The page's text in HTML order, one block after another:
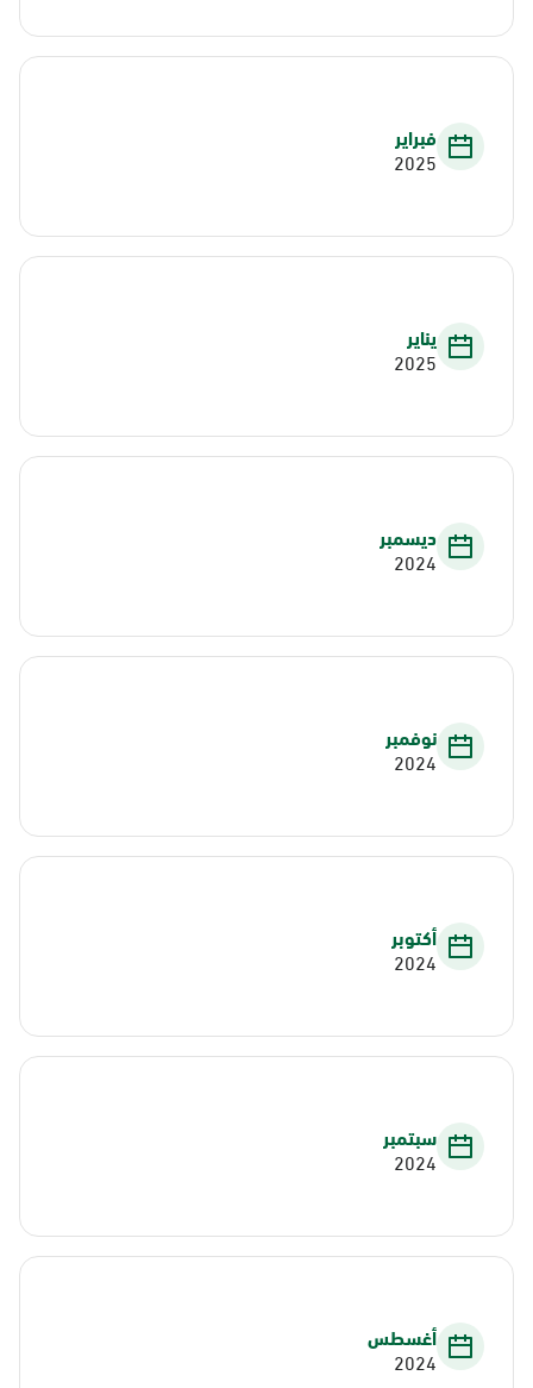
فبراير
2025
يناير
2025
ديسمبر
2024
نوفمبر
2024
أكتوبر
2024
سبتمبر
2024
أغسطس
2024